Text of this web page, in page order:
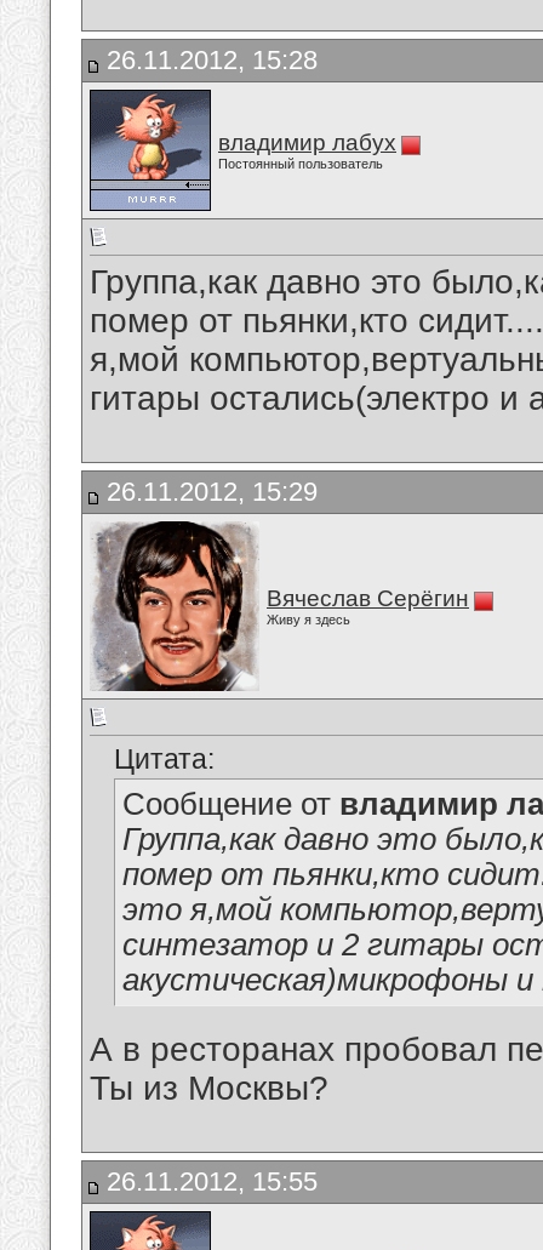
26.11.2012, 15:28
владимир лабух
Постоянный пользователь
Группа,как давно это
помер от пьянки,кто
я,мой
гитары остались(электро
26.11.2012, 15:29
Вячеслав Серёгин
Живу я здесь
Цитата:
Сообщение от владимир
Группа,как давно это
помер от пьянки,кто
это я,мой
синтезатор и 2 гитары
акустическая)микрофоны
А в ресторанах пробовал
Ты из Москвы?
26.11.2012, 15:55